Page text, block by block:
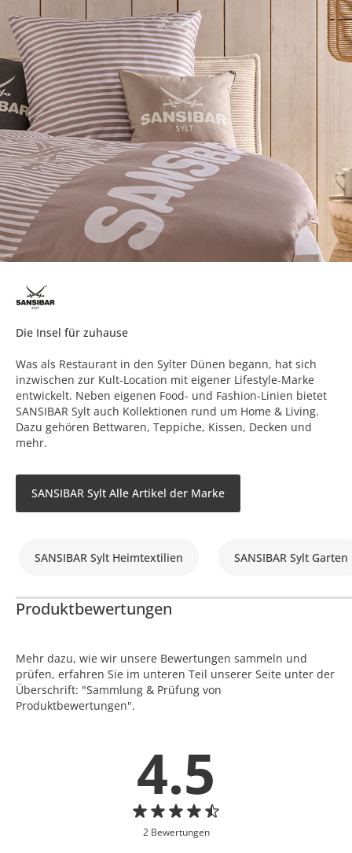
Die Insel für zuhause
Was als Restaurant in den Sylter Dünen begann, hat sich
inzwischen zur Kult-Location mit eigener Lifestyle-Marke
entwickelt. Neben eigenen Food- und Fashion-Linien bietet
SANSIBAR Sylt auch Kollektionen rund um Home & Living.
Dazu gehören Bettwaren, Teppiche, Kissen, Decken und
mehr.
SANSIBAR Sylt Alle Artikel der Marke
SANSIBAR Sylt Heimtextilien SANSIBAR Sylt Garten
Produktbewertungen
Mehr dazu, wie wir unsere Bewertungen sammeln und
prüfen, erfahren Sie im unteren Teil unserer Seite unter der
Überschrift: "Sammlung & Prüfung von
Produktbewertungen".
4.5
2 Bewertungen